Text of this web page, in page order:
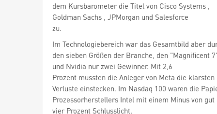
dem Kursbarometer die Titel von Cisco Systems ,
Goldman Sachs , JPMorgan
zu.
Im Technologiebereich war das Gesamtbild aber
und Nvidia nur zwei Gewinner. Mit 2,6
Prozent mussten die Anleger von Meta die klarsten
Verluste einstecken. Im Nasdaq 100 waren die
Prozessorherstellers Intel mit einem Minus von gut
vier Prozent Schlusslicht.